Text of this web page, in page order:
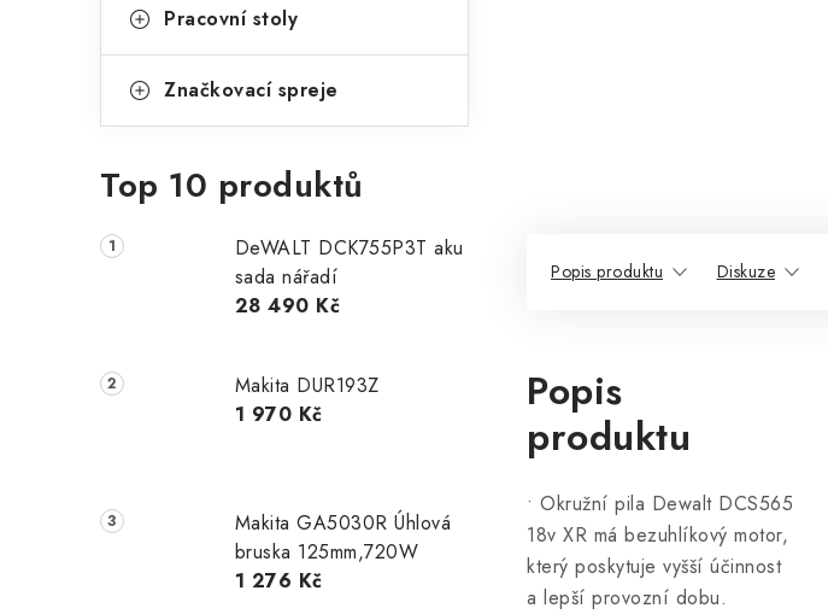
Pracovní stoly
Značkovací spreje
Top 10 produktů
DeWALT DCK755P3T aku
sada nářadí
28 490 Kč
Makita DUR193Z
1 970 Kč
Makita GA5030R Úhlová
bruska 125mm,720W
1 276 Kč
Popis produktu Diskuze
Popis
produktu
• Okružní pila Dewalt DCS565
18v XR má bezuhlíkový motor,
který poskytuje vyšší účinnost
a lepší provozní dobu.